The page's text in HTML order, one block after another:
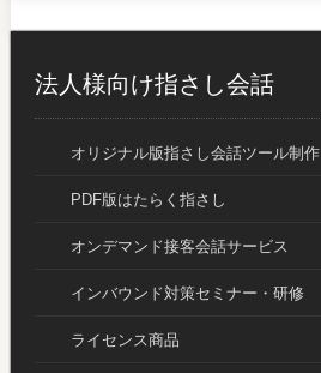
法人様向け指さし会話
オリジナル版指さし会話ツール制作
PDF版はたらく指さし
オンデマンド接客会話サービス
インバウンド対策セミナー・研修
ライセンス商品